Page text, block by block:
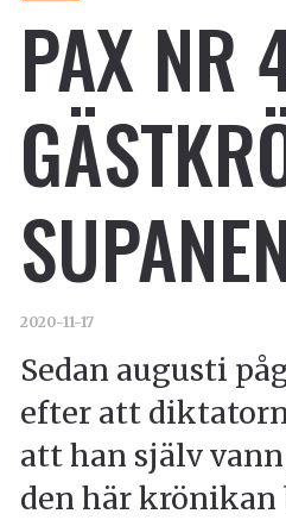
PAX
2020-11-17
Sedan augusti
efter att
att han själv
den här